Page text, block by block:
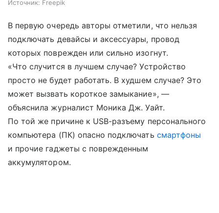
Источник: Freepik
В первую очередь авторы отметили, что нельзя
подключать девайсы и аксессуары, провод
которых поврежден или сильно изогнут.
«Что случится в лучшем случае? Устройство
просто не будет работать. В худшем случае? Это
может вызвать короткое замыкание», —
объяснила журналист Моника Дж. Уайт.
По той же причине к USB-разъему персонального
компьютера (ПК) опасно подключать смартфоны
и прочие гаджеты с поврежденным
аккумулятором.